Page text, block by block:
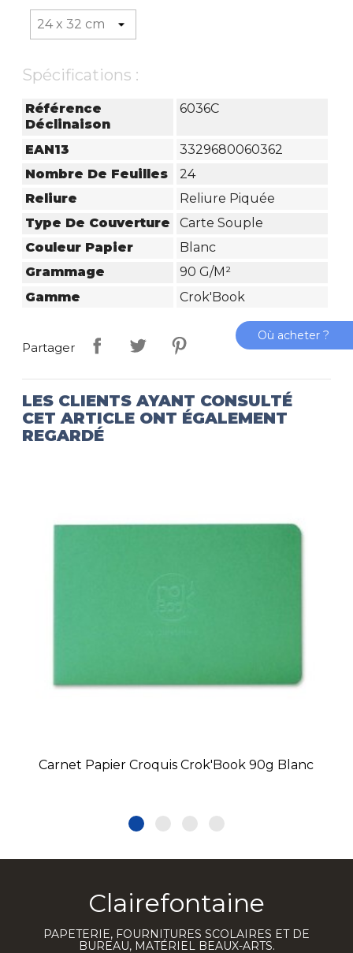
Spécifications :
Référence
Déclinaison
6036C
EAN13
3329680060362
Nombre De Feuilles
24
Reliure
Reliure Piquée
Type De Couverture
Carte Souple
Couleur Papier
Blanc
Grammage
90 G/m²
Gamme
Crok'Book
Partager
LES CLIENTS AYANT CONSULTÉ
CET ARTICLE ONT ÉGALEMENT
REGARDÉ
Carnet Papier Croquis Crok'Book 90g Blanc
Clairefontaine
PAPETERIE, FOURNITURES SCOLAIRES ET DE
BUREAU, MATÉRIEL BEAUX-ARTS.
Où acheter ?